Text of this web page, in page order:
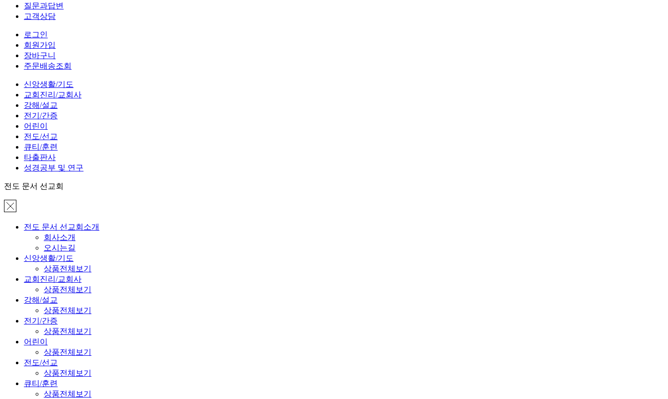
질문과답변
고객상담
로그인
회원가입
장바구니
주문배송조회
신앙생활/기도
교회진리/교회사
강해/설교
전기/간증
어린이
전도/선교
큐티/훈련
타출판사
성경공부 및 연구
전도 문서 선교회
전도 문서 선교회소개
회사소개
오시는길
신앙생활/기도
상품전체보기
교회진리/교회사
상품전체보기
강해/설교
상품전체보기
전기/간증
상품전체보기
어린이
상품전체보기
전도/선교
상품전체보기
큐티/훈련
상품전체보기